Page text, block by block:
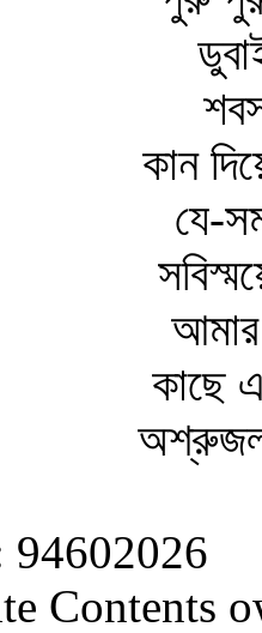
কান
যে-
আমার
কাছে
অশ্রুজল
Contents